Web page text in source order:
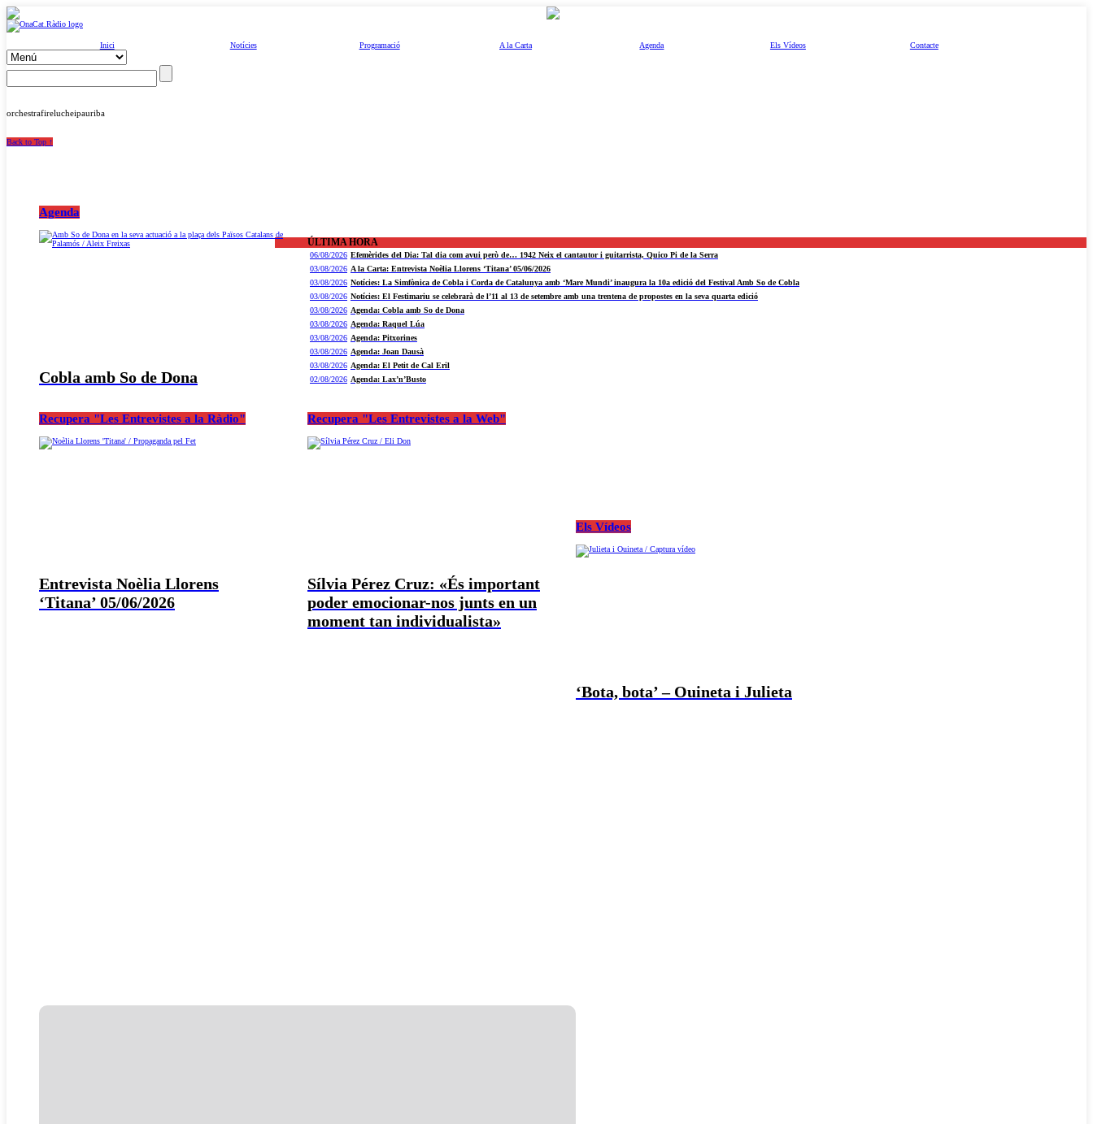
Inici Notícies Programació A la Carta Agenda Els Vídeos Contacte
orchestrafirelucheipauriba
Back to Top ↑
Agenda
Cobla amb So de Dona
ÚLTIMA HORA
06/08/2026 Efemèrides del Dia: Tal dia com avui però de… 1942 Neix el cantautor i guitarrista, Quico Pi de la Serra
03/08/2026 A la Carta: Entrevista Noèlia Llorens ‘Titana’ 05/06/2026
03/08/2026 Notícies: La Simfònica de Cobla i Corda de Catalunya amb ‘Mare Mundi’ inaugura la 10a edició del Festival Amb So de Cobla
03/08/2026 Notícies: El Festimariu se celebrarà de l’11 al 13 de setembre amb una trentena de propostes en la seva quarta edició
03/08/2026 Agenda: Cobla amb So de Dona
03/08/2026 Agenda: Raquel Lúa
03/08/2026 Agenda: Pitxorines
03/08/2026 Agenda: Joan Dausà
03/08/2026 Agenda: El Petit de Cal Eril
02/08/2026 Agenda: Lax’n’Busto
Recupera "Les Entrevistes a la Ràdio"
Entrevista Noèlia Llorens
‘Titana’ 05/06/2026
Recupera "Les Entrevistes a la Web"
Sílvia Pérez Cruz: «És important
poder emocionar-nos junts en un
moment tan individualista»
Els Vídeos
‘Bota, bota’ – Ouineta i Julieta